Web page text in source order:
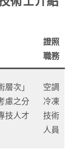
證照
職務
層次」
慮之分
技人才
空調
冷凍
技術
人員